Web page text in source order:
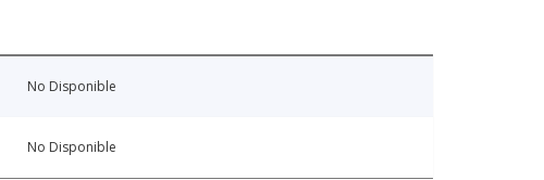
No Disponible
No Disponible